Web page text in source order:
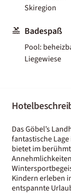
Skiregion
Badespaß
Pool:
Liegewiese
Das Göbel’s
fantastische
bietet im
Kindern erleben
entspannte